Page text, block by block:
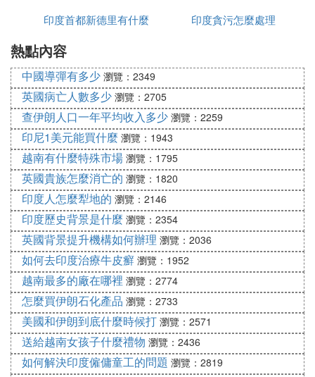
爍、點點亮亮的「繁 星」，故被稱為萬鏡宮。之後
前往風之宮殿，該宮坐落的街道上店鋪林立、小商品
琳琅滿目，團友可隨意選購心愛的紀念品。晚餐於酒
店餐廳。
第9天齋普爾-新德里-蓮花廟-國會大廈-印度門-甘地紀
念碑-民族歌舞晚宴-原居地
早 餐後前往印度首都新德里，抵達後游覽市內名
勝。新德里一個是現代化城市，高樓大廈林立。圓形
的國會大廈坐落於康諾特廣場，此廣場酷似法國香榭
麗舍大道。而 「印度門」是模仿巴黎的凱旋門而建
造的。隨後途經印度國父甘地的紀念碑。午餐於中國
餐館，餐後驅車前往蓮花廟。此廟形狀似蓮花，由百
多塊純白雲石建築而 成，並有6個藍色噴泉圍繞，彷
彿在蓮花池中。晚餐於當地餐廳並欣賞印度傳統歌舞
表演。餐後安排專車前往機場，乘航機飛返原居地。
第10天原居地
抵達原居地。
印度首都新德里有什麼
印度貪污怎麼處理
熱點內容
中國導彈有多少 瀏覽：2349
英國病亡人數多少 瀏覽：2705
查伊朗人口一年平均收入多少 瀏覽：2259
印尼1美元能買什麼 瀏覽：1943
越南有什麼特殊市場 瀏覽：1795
英國貴族怎麼消亡的 瀏覽：1820
印度人怎麼犁地的 瀏覽：2146
印度歷史背景是什麼 瀏覽：2354
英國背景提升機構如何辦理 瀏覽：2036
如何去印度治療牛皮癬 瀏覽：1952
越南最多的廠在哪裡 瀏覽：2774
怎麼買伊朗石化產品 瀏覽：2733
美國和伊朗到底什麼時候打 瀏覽：2571
送給越南女孩子什麼禮物 瀏覽：2436
如何解決印度僱傭童工的問題 瀏覽：2819